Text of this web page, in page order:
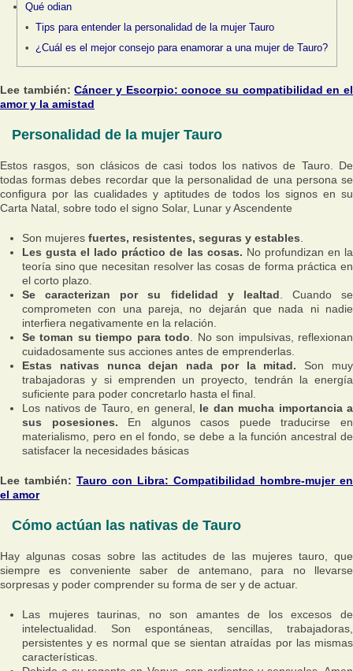
Qué odian
Tips para entender la personalidad de la mujer Tauro
¿Cuál es el mejor consejo para enamorar a una mujer de Tauro?
Lee también:Cáncer y Escorpio: conoce su compatibilidad en el
amor y la amistad
Personalidad de la mujer Tauro
Estos rasgos, son clásicos de casi todos los nativos de Tauro. De
todas formas debes recordar que la personalidad de una persona se
configura por las cualidades y aptitudes de todos los signos en su
Carta Natal, sobre todo el signo Solar, Lunar y Ascendente
Son mujeres fuertes, resistentes, seguras y estables
Les gusta el lado práctico de las cosas. No profundizan en la
teoría sino que necesitan resolver las cosas de forma práctica en
el corto plazo.
Se caracterizan por su fidelidad y lealtad . Cuando se
comprometen con una pareja, no dejarán que nada ni nadie
interfiera negativamente en la relación.
Se toman su tiempo para todo . No son impulsivas, reflexionan
cuidadosamente sus acciones antes de emprenderlas.
Estas nativas nunca dejan nada por la mitad. Son muy
trabajadoras y si emprenden un proyecto, tendrán la energía
suficiente para poder concretarlo hasta el final.
Los nativos de Tauro, en general, le dan mucha importancia a
sus posesiones. En algunos casos puede traducirse en
materialismo, pero en el fondo, se debe a la función ancestral de
satisfacer la necesidades básicas
Lee también: Tauro con Libra: Compatibilidad hombre-mujer en
el amor
Cómo actúan las nativas de Tauro
Hay algunas cosas sobre las actitudes de las mujeres tauro, que
siempre es conveniente saber de antemano, para no llevarse
sorpresas y poder comprender su forma de ser y de actuar.
Las mujeres taurinas, no son amantes de los excesos de
intelectualidad. Son espontáneas, sencillas, trabajadoras,
persistentes y es normal que se sientan atraídas por las mismas
características.